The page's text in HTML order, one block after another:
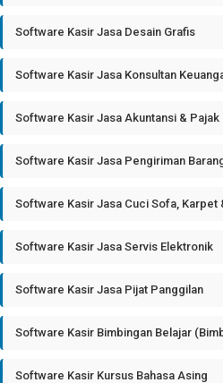
Software Kasir Jasa Desain Grafis
Software Kasir Jasa Konsultan
Software Kasir Jasa Akuntansi & Pajak
Software Kasir Jasa Pengiriman
Software Kasir Jasa Cuci Sofa, Karpet
Software Kasir Jasa Servis Elektronik
Software Kasir Jasa Pijat Panggilan
Software Kasir Bimbingan Belajar
Software Kasir Kursus Bahasa Asing